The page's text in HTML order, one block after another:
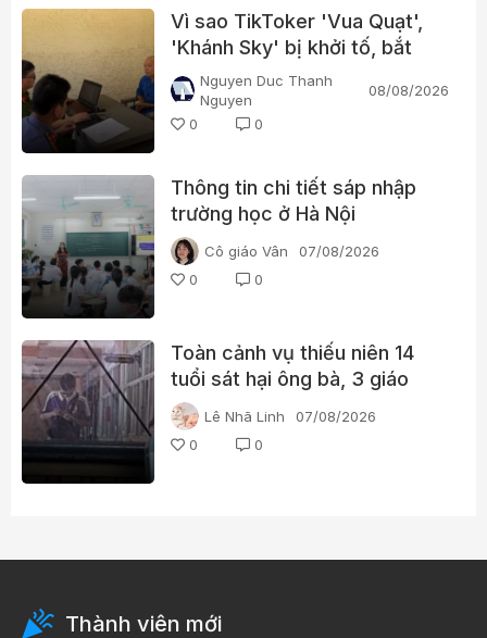
Vì sao TikToker 'Vua Quạt',
'Khánh Sky' bị khởi tố, bắt
tạm giam?
Nguyen Duc Thanh
Nguyen
08/08/2026
0
0
Thông tin chi tiết sáp nhập
trường học ở Hà Nội
Cô giáo Vân
07/08/2026
0
0
Toàn cảnh vụ thiếu niên 14
tuổi sát hại ông bà, 3 giáo
viên và 3 học sinh
Lê Nhã Linh
07/08/2026
0
0
Thành viên mới